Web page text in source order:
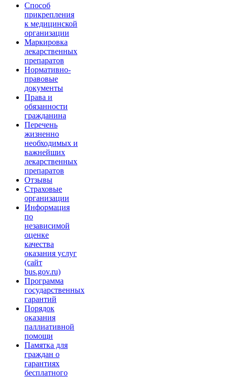
Способ
прикрепления
к медицинской
организации
Маркировка
лекарственных
препаратов
Нормативно-
правовые
документы
Права и
обязанности
гражданина
Перечень
жизненно
необходимых и
важнейших
лекарственных
препаратов
Отзывы
Страховые
организации
Информация
по
независимой
оценке
качества
оказания услуг
(сайт
bus.gov.ru)
Программа
государственных
гарантий
Порядок
оказания
паллиативной
помощи
Памятка для
граждан о
гарантиях
бесплатного